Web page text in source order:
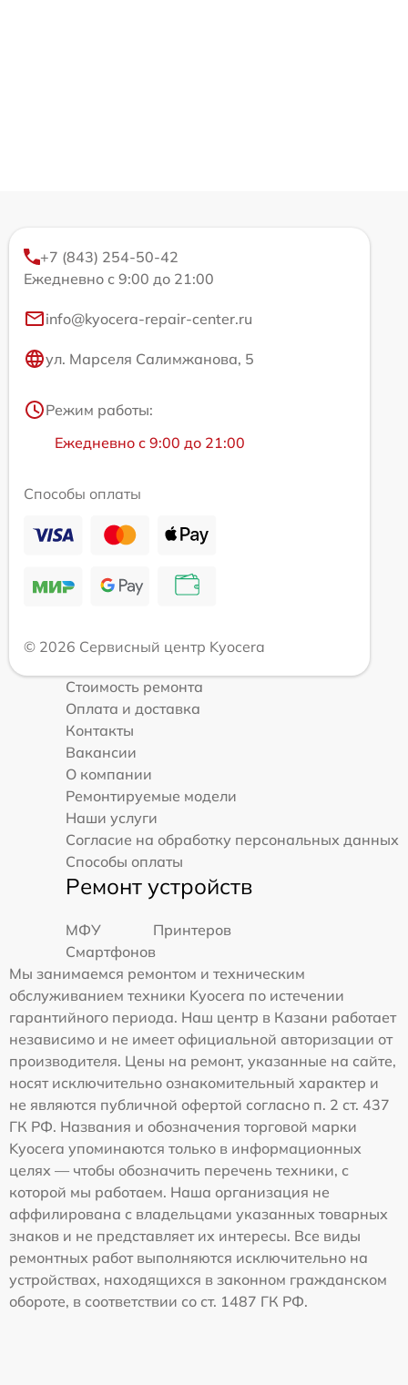
+7 (843) 254-50-42
Ежедневно с 9:00 до 21:00
info@kyocera-repair-center.ru
ул. Марселя Салимжанова, 5
Режим работы:
Ежедневно с 9:00 до 21:00
Способы оплаты
© 2026 Сервисный центр Kyocera
Стоимость ремонта
Оплата и доставка
Контакты
Вакансии
О компании
Ремонтируемые модели
Наши услуги
Согласие на обработку персональных данных
Способы оплаты
Ремонт устройств
МФУ
Принтеров
Смартфонов
Мы занимаемся ремонтом и техническим
обслуживанием техники Kyocera по истечении
гарантийного периода. Наш центр в Казани работает
независимо и не имеет официальной авторизации от
производителя. Цены на ремонт, указанные на сайте,
носят исключительно ознакомительный характер и
не являются публичной офертой согласно п. 2 ст. 437
ГК РФ. Названия и обозначения торговой марки
Kyocera упоминаются только в информационных
целях — чтобы обозначить перечень техники, с
которой мы работаем. Наша организация не
аффилирована с владельцами указанных товарных
знаков и не представляет их интересы. Все виды
ремонтных работ выполняются исключительно на
устройствах, находящихся в законном гражданском
обороте, в соответствии со ст. 1487 ГК РФ.